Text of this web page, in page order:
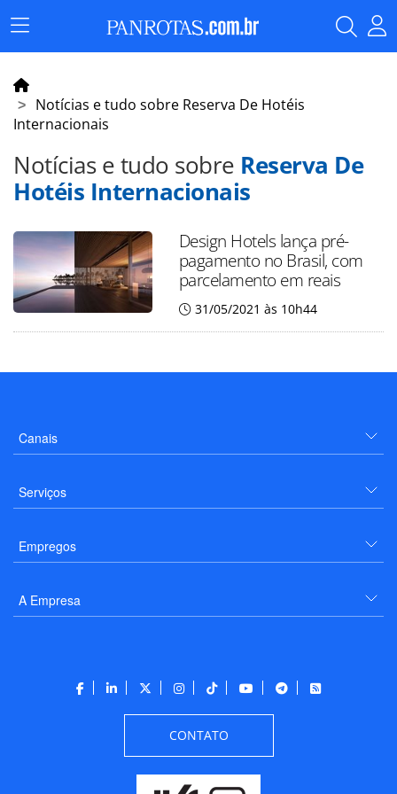
Menu
Principal
Notícias e tudo sobre Reserva De Hotéis
Internacionais
Notícias e tudo sobre Reserva De
Hotéis Internacionais
Design Hotels lança pré-
pagamento no Brasil, com
parcelamento em reais
31/05/2021 às 10h44
Canais
Serviços
Empregos
A Empresa
CONTATO